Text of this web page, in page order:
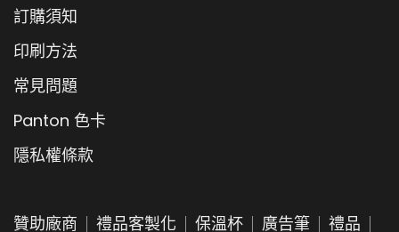
訂購須知
印刷方法
常見問題
Panton 色卡
隱私權條款
贊助廠商 禮品客製化 保溫杯 廣告筆 禮品